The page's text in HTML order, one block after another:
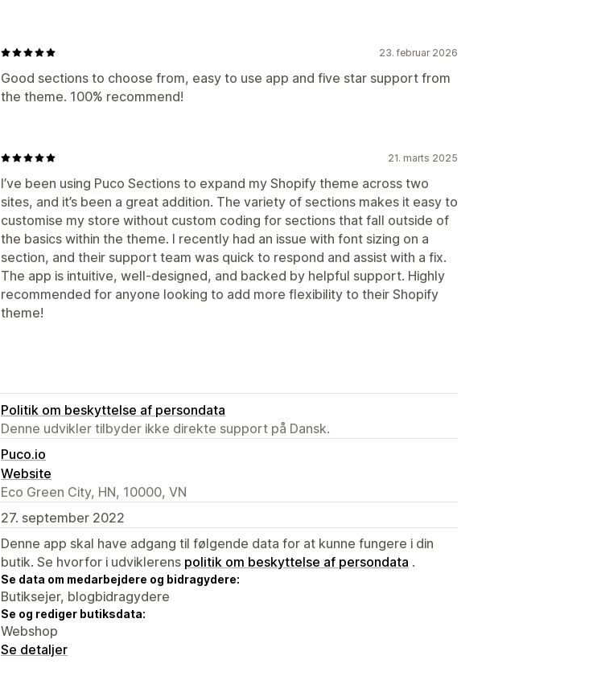
23. februar 2026
Good sections to choose from, easy to use app and five star support from
the theme. 100% recommend!
21. marts 2025
I’ve been using Puco Sections to expand my Shopify theme across two
sites, and it’s been a great addition. The variety of sections makes it easy to
customise my store without custom coding for sections that fall outside of
the basics within the theme. I recently had an issue with font sizing on a
section, and their support team was quick to respond and assist with a fix.
The app is intuitive, well-designed, and backed by helpful support. Highly
recommended for anyone looking to add more flexibility to their Shopify
theme!
Politik om beskyttelse af persondata
Denne udvikler tilbyder ikke direkte support på Dansk.
Puco.io
Website
Eco Green City, HN, 10000, VN
27. september 2022
Denne app skal have adgang til følgende data for at kunne fungere i din
butik. Se hvorfor i udviklerens politik om beskyttelse af persondata .
Se data om medarbejdere og bidragydere:
Butiksejer, blogbidragydere
Se og rediger butiksdata:
Webshop
Se detaljer